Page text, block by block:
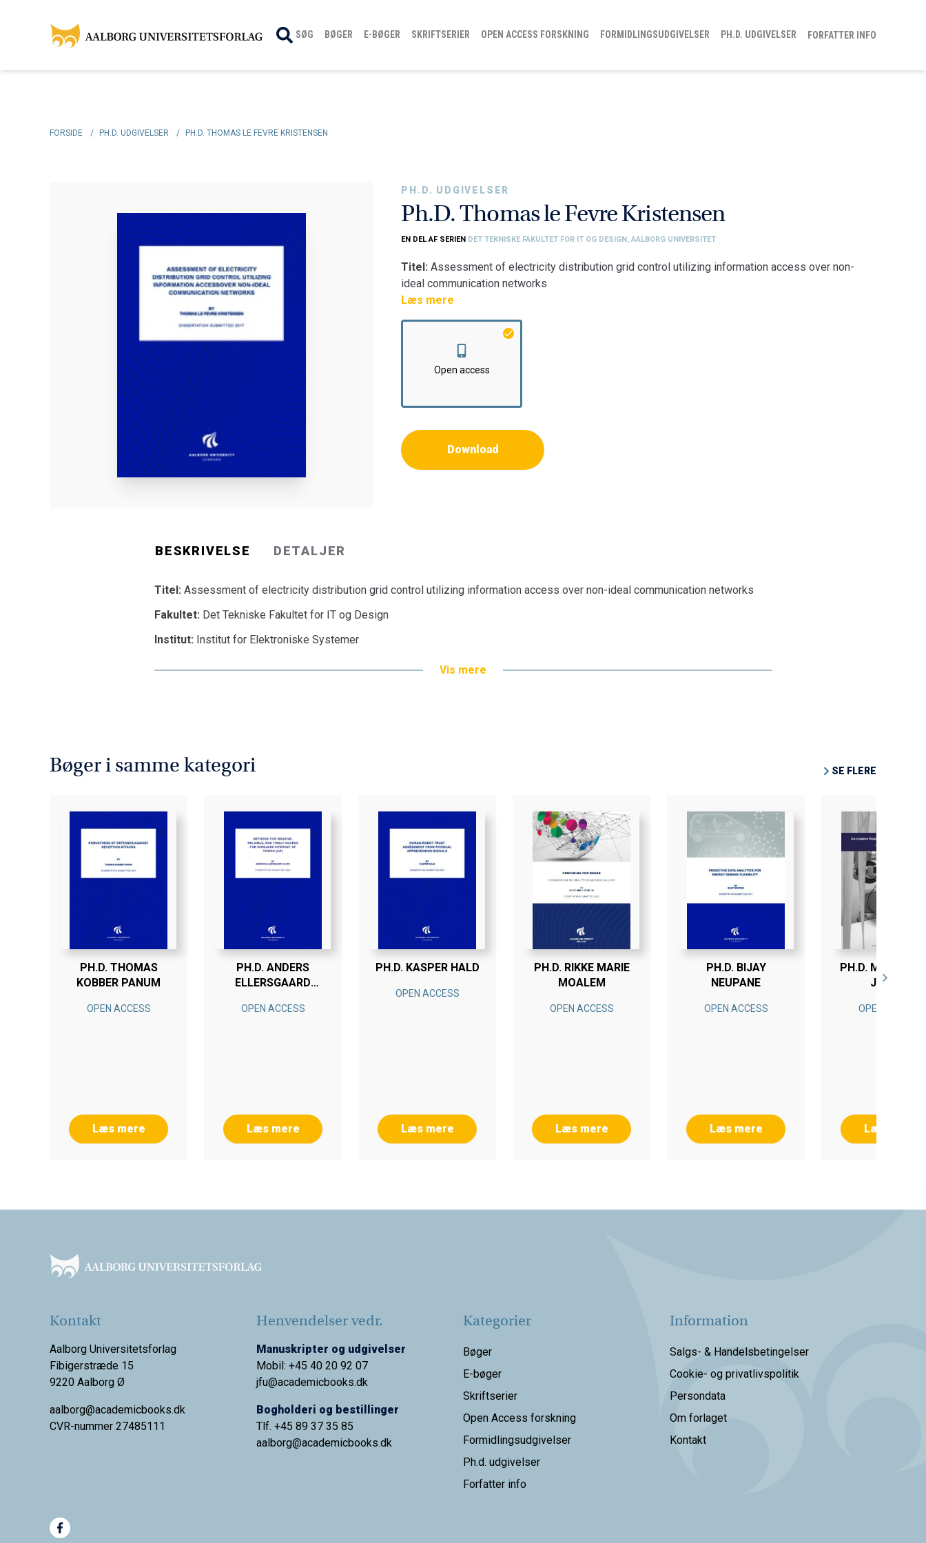
SØG BØGER E-BØGER SKRIFTSERIER OPEN ACCESS FORSKNING FORMIDLINGSUDGIVELSER PH.D. UDGIVELSER FORFATTER INFO
FORSIDE / PH.D. UDGIVELSER / PH.D. THOMAS LE FEVRE KRISTENSEN
PH.D. UDGIVELSER
Ph.D. Thomas le Fevre Kristensen
EN DEL AF SERIEN DET TEKNISKE FAKULTET FOR IT OG DESIGN, AALBORG UNIVERSITET
Titel:Assessment of electricity distribution grid control utilizing information access over non-
ideal communication networks
Fakultet:Det Tekniske Fakultet for IT og Design
Institut:Institut for Elektroniske Systemer
Læs mere
Open access
Download
BESKRIVELSE DETALJER
Titel: Assessment of electricity distribution grid control utilizing information access over non-ideal communication networks
Fakultet: Det Tekniske Fakultet for IT og Design
Institut: Institut for Elektroniske Systemer
Vis mere
Bøger i samme kategori SE FLERE
PH.D. THOMAS
KOBBER PANUM
OPEN ACCESS
Læs mere
PH.D. ANDERS
ELLERSGAARD
OPEN ACCESS
Læs mere
PH.D. KASPER HALD
OPEN ACCESS
Læs mere
PH.D. RIKKE MARIE
MOALEM
OPEN ACCESS
Læs mere
PH.D. BIJAY
NEUPANE
OPEN ACCESS
Læs mere
PH.D. MADS
JENSEN
OPEN ACCESS
Læs mere
Kontakt
Aalborg Universitetsforlag
Fibigerstræde 15
9220 Aalborg Ø
aalborg@academicbooks.dk
CVR-nummer 27485111
Henvendelser vedr.
Manuskripter og udgivelser
Mobil: +45 40 20 92 07
jfu@academicbooks.dk
Bogholderi og bestillinger
Tlf. +45 89 37 35 85
aalborg@academicbooks.dk
Kategorier
Bøger
E-bøger
Skriftserier
Open Access forskning
Formidlingsudgivelser
Ph.d. udgivelser
Forfatter info
Information
Salgs- & Handelsbetingelser
Cookie- og privatlivspolitik
Persondata
Om forlaget
Kontakt